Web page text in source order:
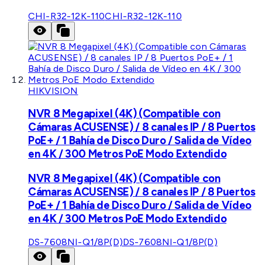
CHI-R32-12K-110CHI-R32-12K-110
HIKVISION
NVR 8 Megapixel (4K) (Compatible con
Cámaras ACUSENSE) / 8 canales IP / 8 Puertos
PoE+ / 1 Bahía de Disco Duro / Salida de Vídeo
en 4K / 300 Metros PoE Modo Extendido
NVR 8 Megapixel (4K) (Compatible con
Cámaras ACUSENSE) / 8 canales IP / 8 Puertos
PoE+ / 1 Bahía de Disco Duro / Salida de Vídeo
en 4K / 300 Metros PoE Modo Extendido
DS-7608NI-Q1/8P(D)DS-7608NI-Q1/8P(D)